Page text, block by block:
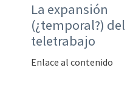
La expansión
(¿temporal?) del
teletrabajo
Enlace al contenido